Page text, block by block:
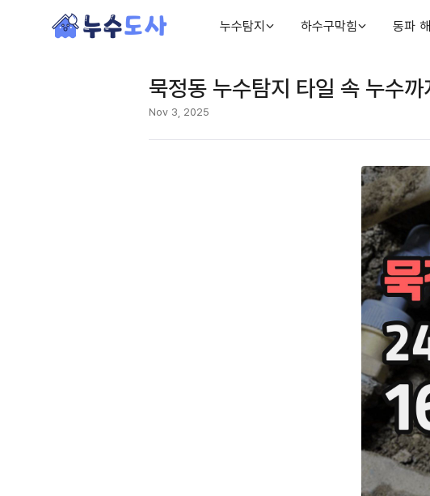
누수탐지 하수구막힘 동파
묵정동 누수탐지 타일 속 누수까
Nov 3, 2025